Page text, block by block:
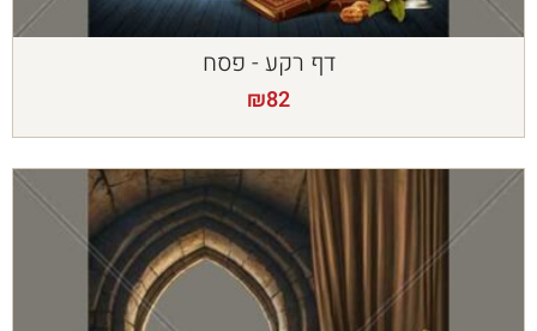
דף רקע - פסח
₪82